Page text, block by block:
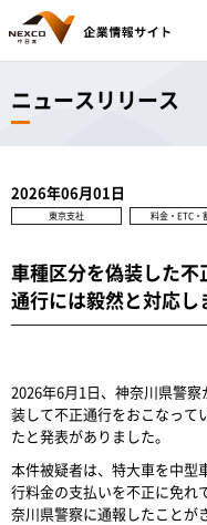
ニュースリリース
2026年06月01日
東京支社 料金・ETC・
車種区分を偽装した
通行には毅然と対応し
2026年6月1日、神奈川県警
装して不正通行をおこなって
たと発表がありました。
本件被疑者は、特大車を中型
行料金の支払いを不正に免れ
奈川県警察に通報したことが